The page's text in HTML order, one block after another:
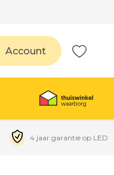
Account
4 jaar garantie op LED